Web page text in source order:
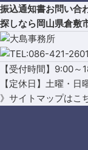
振込通知書お問い合
探しなら岡山県倉敷
【受付時間】9:00～
【定休日】土曜・日
》サイトマップはこ